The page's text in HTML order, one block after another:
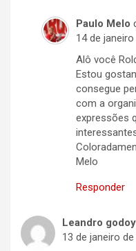
Paulo Melo
14 de
Alô você
Estou
consegue
com a
expressões
Melo
Responder
Leandro godoy
13 de janeiro